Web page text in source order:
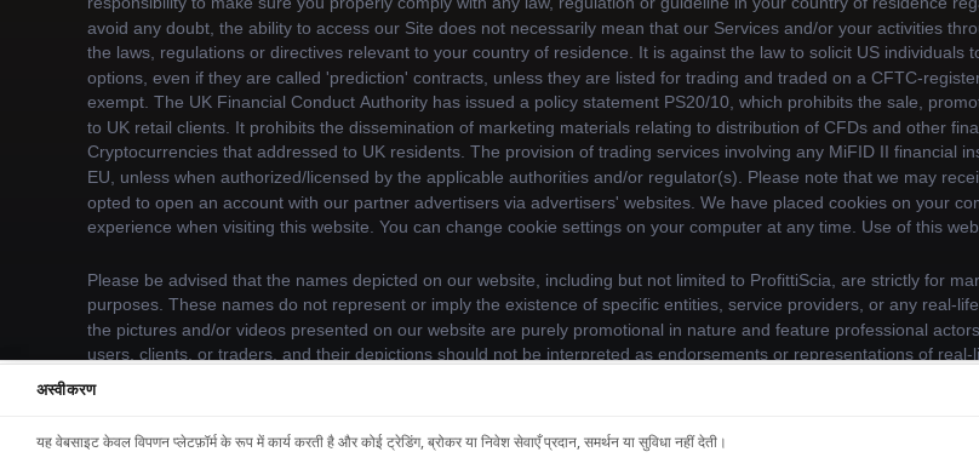
© 2026 frame-euraxark. सर्वाधिकार
We use cookies to enhance your browsing experience. By continuing to use our website, you
information.
अस्वीकरण
यह वेबसाइट केवल विपणन प्लेटफ़ॉर्म के रूप में कार्य करती है और कोई ट्रेडिंग, ब्रोकर या निवेश सेवाएँ प्रदान, समर्थन या सुविधा नहीं देती।